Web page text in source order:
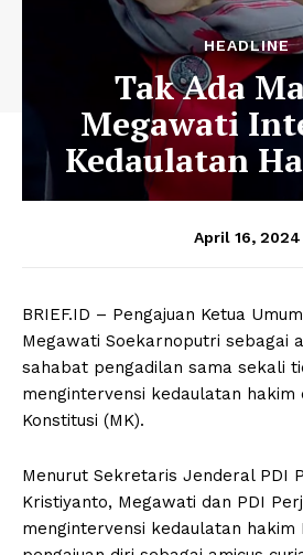
HEADLINE
Tak Ada
Megawati
Kedaulatan
April 16, 2024
BRIEF.ID – Pengajuan Ketua
Megawati Soekarnoputri sebagai
sahabat pengadilan sama sekali
mengintervensi kedaulatan hakim
Konstitusi (MK).
Menurut Sekretaris Jenderal PDI
Kristiyanto, Megawati dan PDI
mengintervensi kedaulatan hakim